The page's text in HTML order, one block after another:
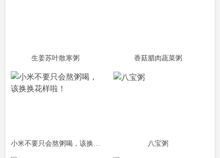
生姜苏叶散寒粥 香菇腊肉蔬菜粥
八宝粥